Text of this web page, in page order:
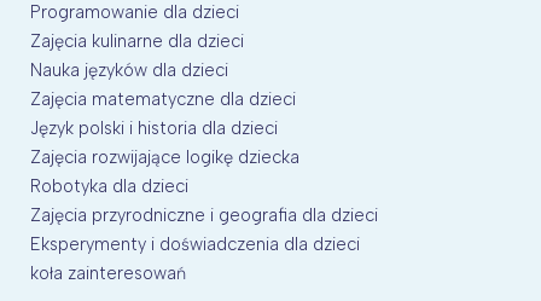
Programowanie dla dzieci
Zajęcia kulinarne dla dzieci
Nauka języków dla dzieci
Zajęcia matematyczne dla dzieci
Język polski i historia dla dzieci
Zajęcia rozwijające logikę dziecka
Robotyka dla dzieci
Zajęcia przyrodniczne i geografia dla dzieci
Eksperymenty i doświadczenia dla dzieci
koła zainteresowań